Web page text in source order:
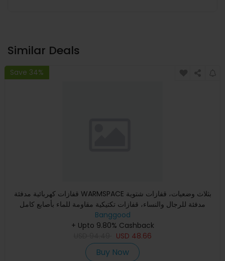
Similar Deals
Save 34%
قفازات كهربائية مدفئة WARMSPACE بثلاث وضعيات، قفازات شتوية
مدفئة للرجال والنساء، قفازات تكتيكية مقاومة للماء بأصابع كامل
Banggood
+ Upto 9.80% Cashback
USD 48.66
Buy Now